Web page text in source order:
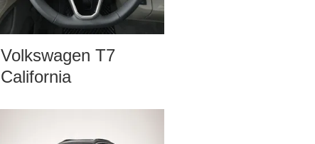
Volkswagen T7
California